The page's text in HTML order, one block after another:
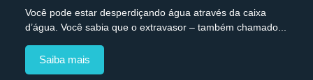
Você pode estar desperdiçando água através da caixa
d’água. Você sabia que o extravasor – também chamado...
Saiba mais